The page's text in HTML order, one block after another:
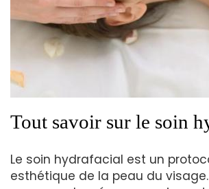
Tout savoir sur le soin
Le soin hydrafacial est un
esthétique de la peau du